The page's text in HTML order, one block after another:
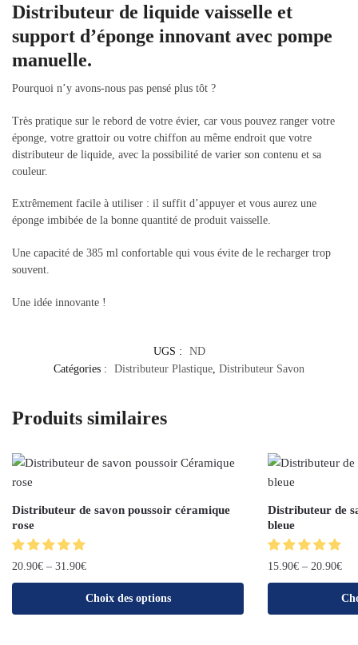
Distributeur de liquide vaisselle et
support d’éponge innovant avec pompe
manuelle.
Pourquoi n’y avons-nous pas pensé plus tôt ?
Très pratique sur le rebord de votre évier, car vous pouvez ranger votre
éponge, votre grattoir ou votre chiffon au même endroit que votre
distributeur de liquide, avec la possibilité de varier son contenu et sa
couleur.
Extrêmement facile à utiliser : il suffit d’appuyer et vous aurez une
éponge imbibée de la bonne quantité de produit vaisselle.
Une capacité de 385 ml confortable qui vous évite de le recharger trop
souvent.
Une idée innovante !
UGS :
ND
Catégories :
Distributeur Plastique Distributeur Savon
Produits similaires
Distributeur de savon poussoir céramique
rose
20.90€ – 31.90€
Choix des options
Distributeur de
bleue
15.90€ – 20.90€